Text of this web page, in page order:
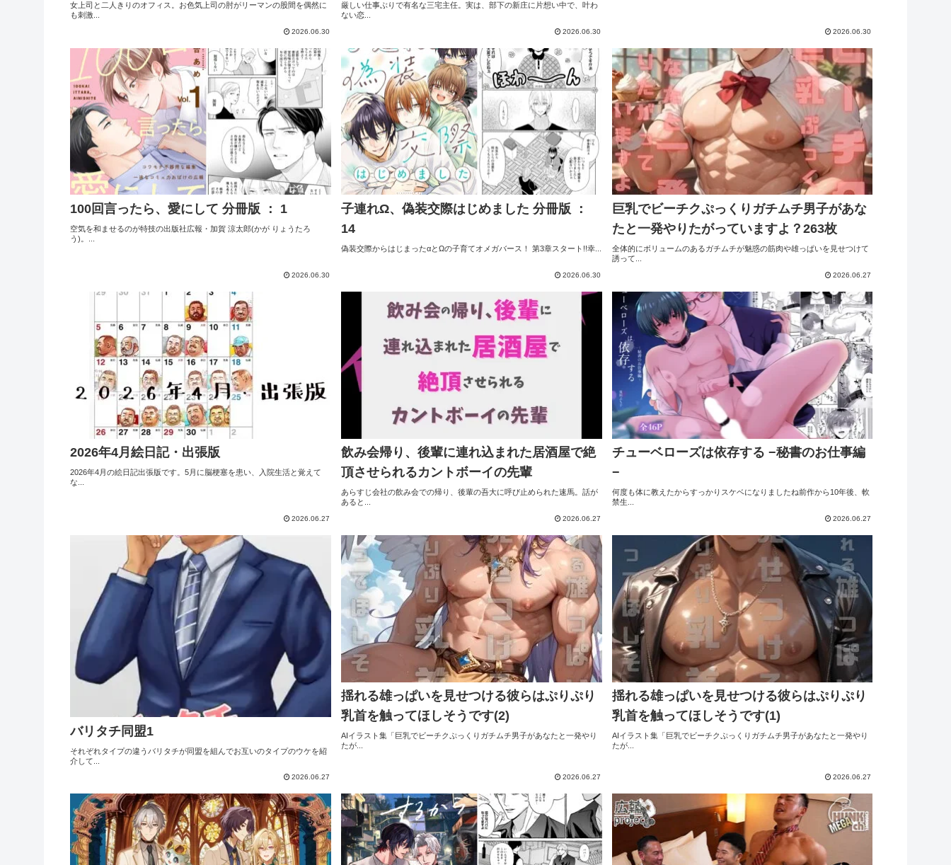
女上司と二人きりのオフィス。お色気上司の肘がリーマンの股間を偶然に
も刺激...
2026.06.30
厳しい仕事ぶりで有名な三宅主任。実は、部下の新庄に片想い中で、叶わ
ない恋...
2026.06.30 2026.06.30
100回言ったら、愛にして 分冊版 ： 1
空気を和ませるのが特技の出版社広報・加賀 涼太郎(かが りょうたろ
う)。...
2026.06.30
子連れΩ、偽装交際はじめました 分冊版 ：
14
偽装交際からはじまったαとΩの子育てオメガバース！ 第3章スタート!!幸...
2026.06.30
巨乳でビーチクぷっくりガチムチ男子があな
たと一発やりたがっていますよ？263枚
全体的にボリュームのあるガチムチが魅惑の筋肉や雄っぱいを見せつけて
誘って...
2026.06.27
2026年4月絵日記・出張版
2026年4月の絵日記出張版です。5月に脳梗塞を患い、入院生活と覚えて
な...
2026.06.27
飲み会帰り、後輩に連れ込まれた居酒屋で絶
頂させられるカントボーイの先輩
あらすじ会社の飲み会での帰り、後輩の吾大に呼び止められた速馬。話が
あると...
2026.06.27
チューベローズは依存する −秘書のお仕事編
−
何度も体に教えたからすっかりスケベになりましたね前作から10年後、軟
禁生...
2026.06.27
バリタチ同盟1
それぞれタイプの違うバリタチが同盟を組んでお互いのタイプのウケを紹
介して...
2026.06.27
揺れる雄っぱいを見せつける彼らはぷりぷり
乳首を触ってほしそうです(2)
AIイラスト集「巨乳でビーチクぷっくりガチムチ男子があなたと一発やり
たが...
2026.06.27
揺れる雄っぱいを見せつける彼らはぷりぷり
乳首を触ってほしそうです(1)
AIイラスト集「巨乳でビーチクぷっくりガチムチ男子があなたと一発やり
たが...
2026.06.27